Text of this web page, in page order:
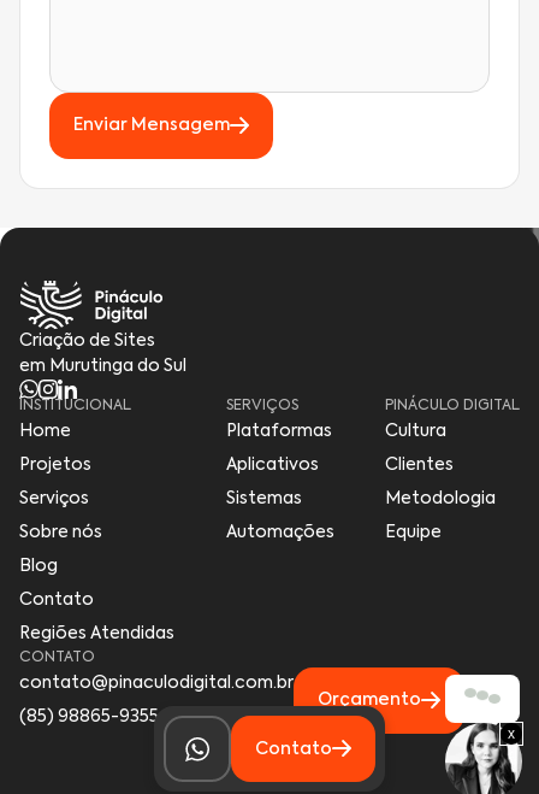
x
Enviar Mensagem
Criação de Sites
em Murutinga do Sul
INSTITUCIONAL
Home
Projetos
Serviços
Sobre nós
Blog
Contato
Regiões Atendidas
SERVIÇOS
Plataformas
Aplicativos
Sistemas
Automações
PINÁCULO DIGITAL
Cultura
Clientes
Metodologia
Equipe
CONTATO
contato@pinaculodigital.com.br
(85) 98865-9355
Orçamento
Contato